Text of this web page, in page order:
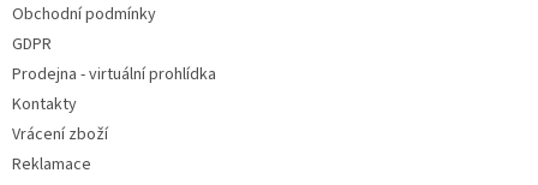
Obchodní podmínky
GDPR
Prodejna - virtuální prohlídka
Kontakty
Vrácení zboží
Reklamace